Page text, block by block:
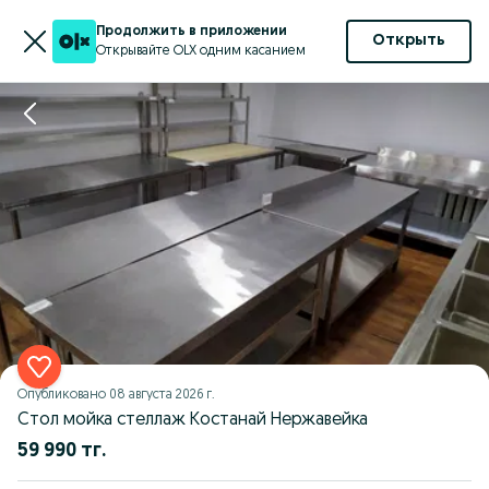
Продолжить в приложении
Открывайте OLX одним касанием
Открыть
Опубликовано 08 августа 2026 г.
Стол мойка стеллаж Костанай Нержавейка
59 990 тг.